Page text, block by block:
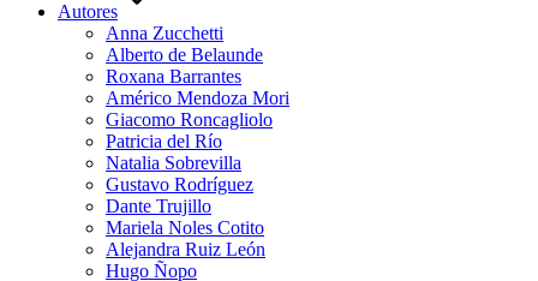
Autores
Anna Zucchetti
Alberto de Belaunde
Roxana Barrantes
Américo Mendoza Mori
Giacomo Roncagliolo
Patricia del Río
Natalia Sobrevilla
Gustavo Rodríguez
Dante Trujillo
Mariela Noles Cotito
Alejandra Ruiz León
Hugo Ñopo